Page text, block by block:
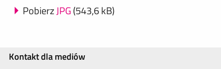
PobierzJPG(543,6 kB)
Kontakt dla mediów